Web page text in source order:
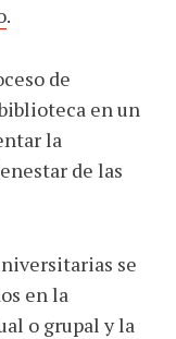
.
de
en un
la
de las
se
en la
o grupal y la